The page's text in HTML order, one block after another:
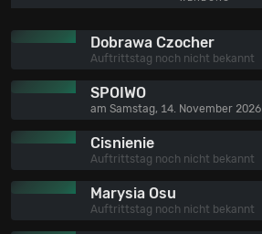
Dobrawa Czocher
Auftrittstag noch nicht bekannt
SPOIWO
am Samstag, 14. November 2026
Cisnienie
Auftrittstag noch nicht bekannt
Marysia Osu
Auftrittstag noch nicht bekannt